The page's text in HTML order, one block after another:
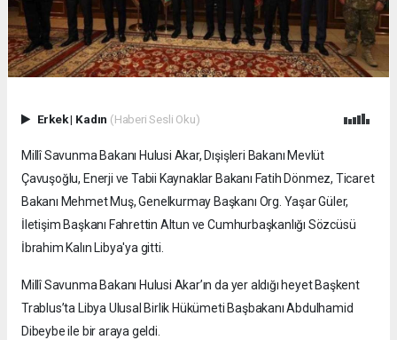
Erkek| Kadın (Haberi Sesli Oku)
Millî Savunma Bakanı Hulusi Akar, Dışişleri Bakanı Mevlüt
Çavuşoğlu, Enerji ve Tabii Kaynaklar Bakanı Fatih Dönmez, Ticaret
Bakanı Mehmet Muş, Genelkurmay Başkanı Org. Yaşar Güler,
İletişim Başkanı Fahrettin Altun ve Cumhurbaşkanlığı Sözcüsü
İbrahim Kalın Libya'ya gitti.
Millî Savunma Bakanı Hulusi Akar’ın da yer aldığı heyet Başkent
Trablus’ta Libya Ulusal Birlik Hükümeti Başbakanı Abdulhamid
Dibeybe ile bir araya geldi.